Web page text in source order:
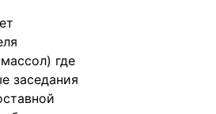
где
заседания